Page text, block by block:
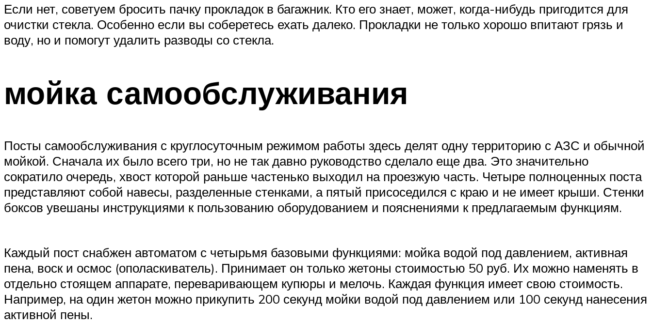
Если нет, советуем бросить пачку прокладок в багажник. Кто его знает, может, когда-нибудь пригодится для
очистки стекла. Особенно если вы соберетесь ехать далеко. Прокладки не только хорошо впитают грязь и
воду, но и помогут удалить разводы со стекла.
мойка самообслуживания
Посты самообслуживания с круглосуточным режимом работы здесь делят одну территорию с АЗС и обычной
мойкой. Сначала их было всего три, но не так давно руководство сделало еще два. Это значительно
сократило очередь, хвост которой раньше частенько выходил на проезжую часть. Четыре полноценных поста
представляют собой навесы, разделенные стенками, а пятый присоседился с краю и не имеет крыши. Стенки
боксов увешаны инструкциями к пользованию оборудованием и пояснениями к предлагаемым функциям.
Каждый пост снабжен автоматом с четырьмя базовыми функциями: мойка водой под давлением, активная
пена, воск и осмос (ополаскиватель). Принимает он только жетоны стоимостью 50 руб. Их можно наменять в
отдельно стоящем аппарате, переваривающем купюры и мелочь. Каждая функция имеет свою стоимость.
Например, на один жетон можно прикупить 200 секунд мойки водой под давлением или 100 секунд нанесения
активной пены.